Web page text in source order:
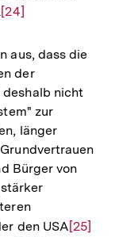
Zur
der
Fußnote
[24]
aus, dass die
der
deshalb nicht
zur
länger
Bürger von
den USAZur
[25]